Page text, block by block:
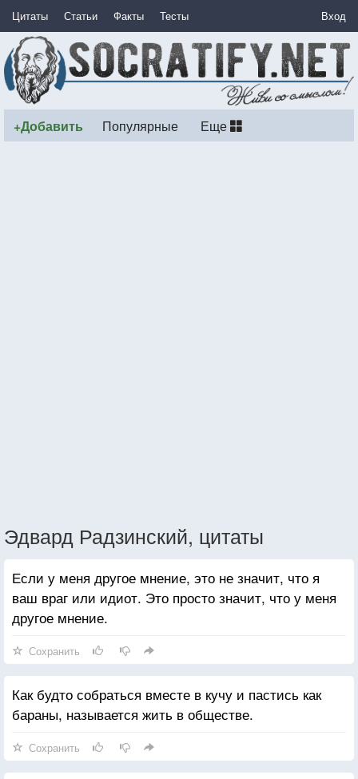
Цитаты Статьи Факты Тесты Вход
+Добавить Популярные Еще
Эдвард Радзинский, цитаты
Если у меня другое мнение, это не значит, что я
ваш враг или идиот. Это просто значит, что у меня
другое мнение.
Сохранить
Как будто собраться вместе в кучу и пастись как
бараны, называется жить в обществе.
Сохранить